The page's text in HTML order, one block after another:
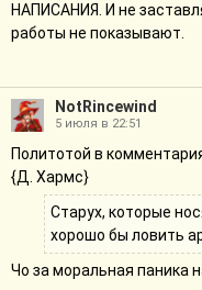
НАПИСАНИЯ. И не
работы не показывают.
NotRincewind
5 июля в 22:51
Политотой в
{Д. Хармс}
Старух, которые
хорошо бы ловить
Чо за моральная паника